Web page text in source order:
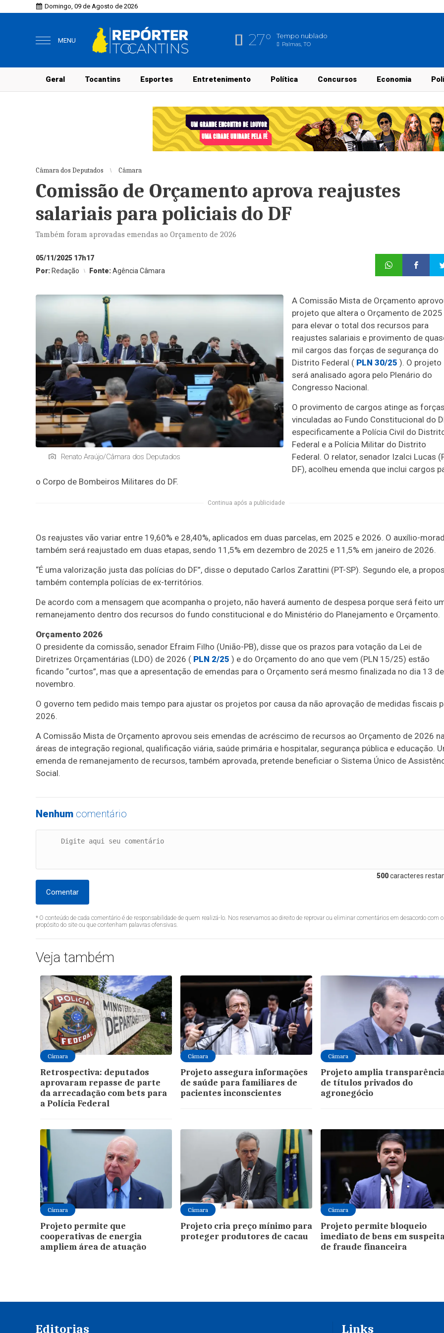
Domingo, 09 de Agosto de 2026
MENU 27° Tempo nublado
Palmas, TO
Geral Tocantins Esportes Entretenimento Política Concursos Economia
Câmara dos Deputados Câmara
Comissão de Orçamento aprova reajustes
salariais para policiais do DF
Também foram aprovadas emendas ao Orçamento de 2026
05/11/2025 17h17
Por: Redação Fonte:Agência Câmara
Renato Araújo/Câmara dos Deputados
A Comissão Mista de Orçamento
projeto que altera o Orçamento de 2025
para elevar o total dos recursos para
reajustes salariais e provimento de
mil cargos das forças de segurança do
Distrito Federal ( PLN 30/25 ). O projeto
será analisado agora pelo Plenário do
Congresso Nacional.
O provimento de cargos atinge as forças
vinculadas ao Fundo Constitucional do
especificamente a Polícia Civil do
Federal e a Polícia Militar do Distrito
Federal. O relator, senador Izalci Lucas
DF), acolheu emenda que inclui cargos
o Corpo de Bombeiros Militares do DF.
Continua após a publicidade
Os reajustes vão variar entre 19,60% e 28,40%, aplicados em duas parcelas, em 2025 e 2026. O auxílio-
também será reajustado em duas etapas, sendo 11,5% em dezembro de 2025 e 11,5% em janeiro de 2026.
“É uma valorização justa das polícias do DF”, disse o deputado Carlos Zarattini (PT-SP). Segundo ele, a
também contempla polícias de ex-territórios.
De acordo com a mensagem que acompanha o projeto, não haverá aumento de despesa porque será feito
remanejamento dentro dos recursos do fundo constitucional e do Ministério do Planejamento e Orçamento.
Orçamento 2026
O presidente da comissão, senador Efraim Filho (União-PB), disse que os prazos para votação da Lei de
Diretrizes Orçamentárias (LDO) de 2026 ( PLN 2/25 ) e do Orçamento do ano que vem (PLN 15/25) estão
ficando “curtos”, mas que a apresentação de emendas para o Orçamento será mesmo finalizada no dia 13 de
novembro.
O governo tem pedido mais tempo para ajustar os projetos por causa da não aprovação de medidas fiscais
2026.
A Comissão Mista de Orçamento aprovou seis emendas de acréscimo de recursos ao Orçamento de 2026
áreas de integração regional, qualificação viária, saúde primária e hospitalar, segurança pública e educação.
emenda de remanejamento de recursos, também aprovada, pretende beneficiar o Sistema Único de
Social.
Nenhum comentário
500caracteres
Comentar
* O conteúdo de cada comentário é de responsabilidade de quem realizá-lo. Nos reservamos ao direito de reprovar ou eliminar comentários em desacordo com o
propósito do site ou que contenham palavras ofensivas.
Veja também
Câmara
Retrospectiva: deputados
aprovaram repasse de parte
da arrecadação com bets para
a Polícia Federal
Câmara
Projeto assegura informações
de saúde para familiares de
pacientes inconscientes
Câmara
Projeto amplia
de títulos privados do
agronegócio
Câmara
Projeto permite que
cooperativas de energia
ampliem área de atuação
Câmara
Projeto cria preço mínimo para
proteger produtores de cacau
Câmara
Projeto permite bloqueio
imediato de bens em
de fraude financeira
Editorias Links